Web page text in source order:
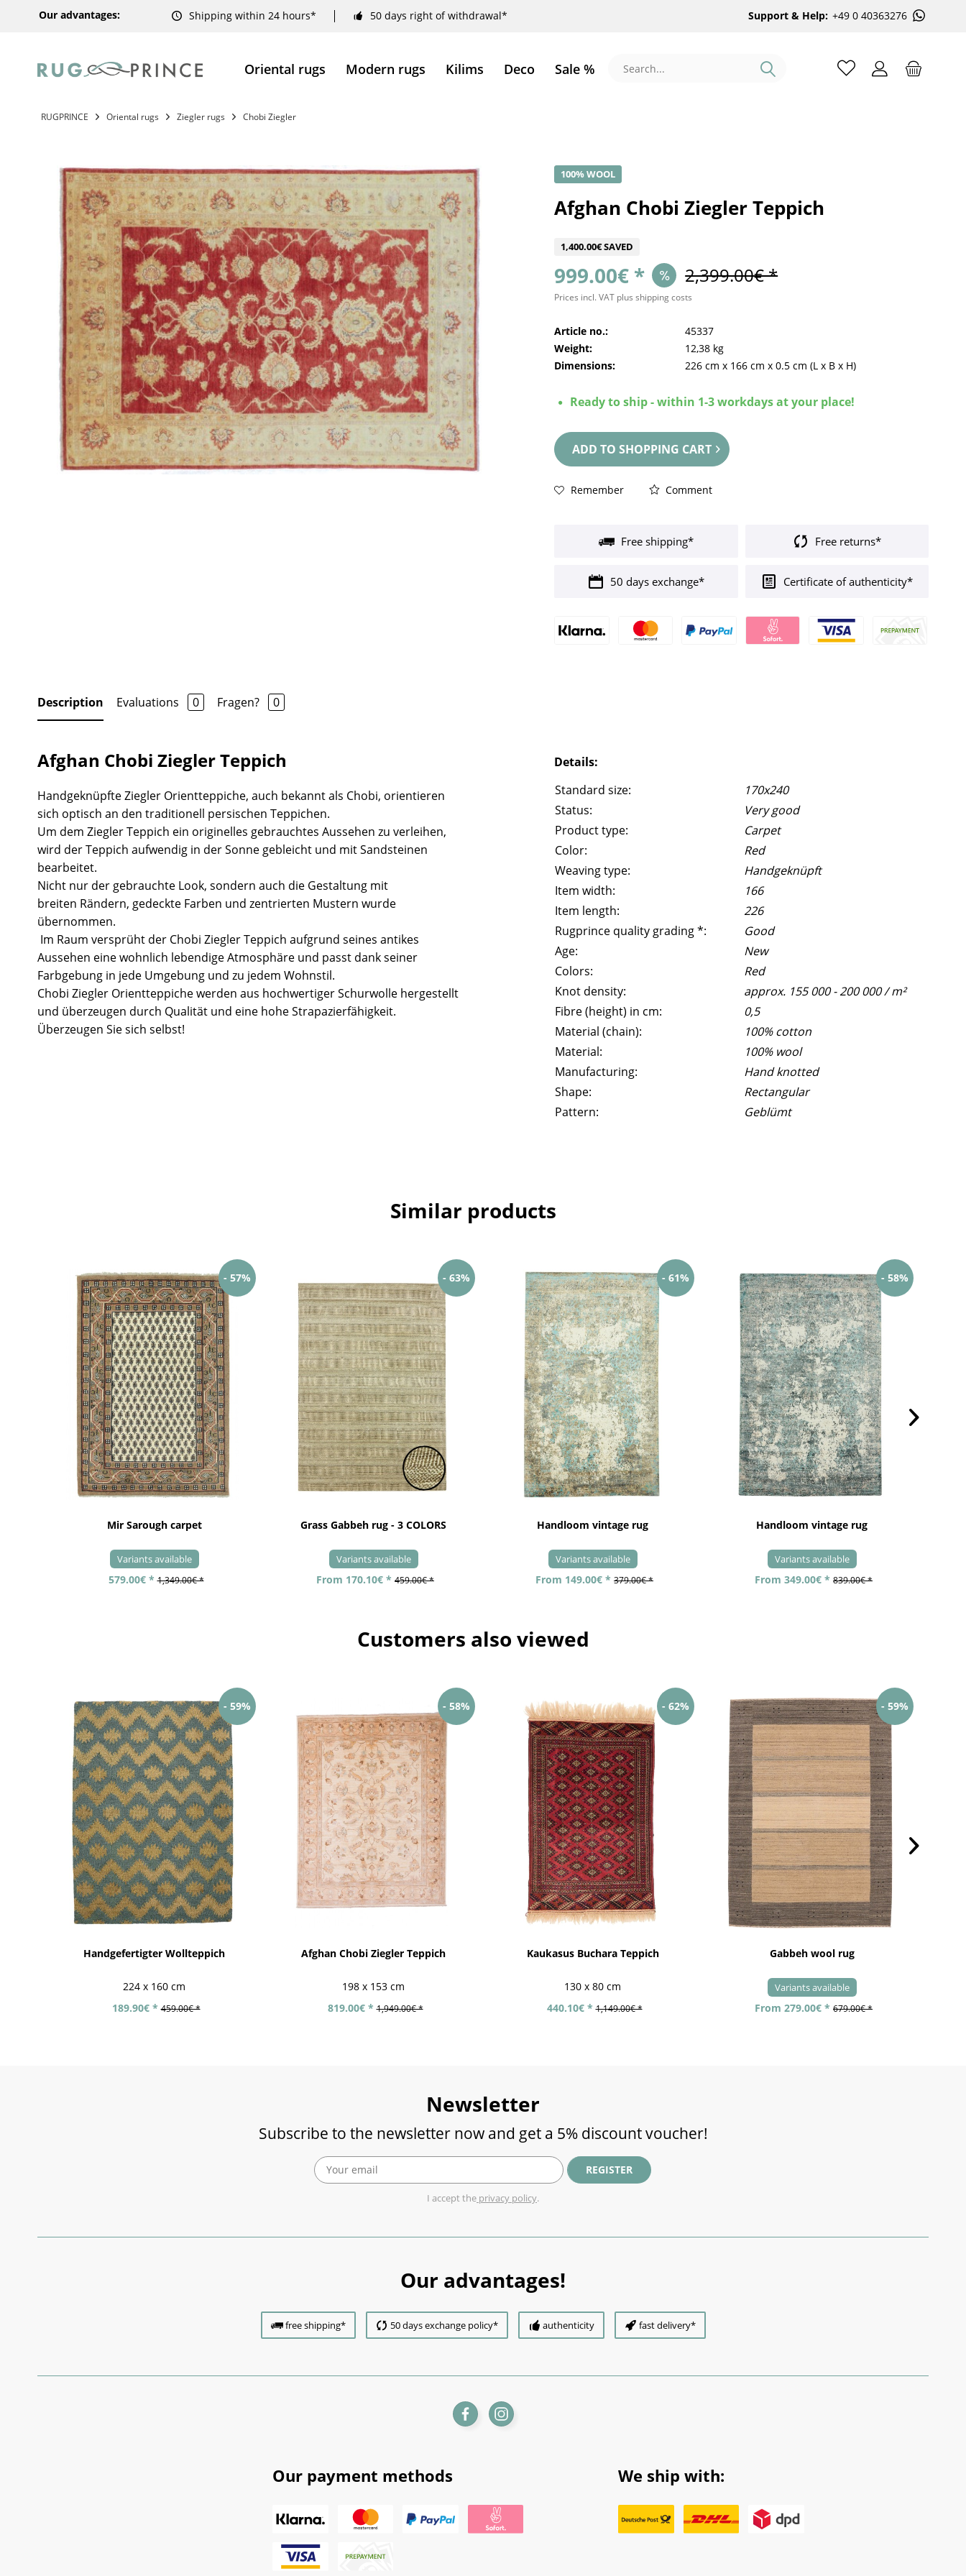
Our advantages: Shipping within 24 hours* 50 days right of withdrawal* Support & Help: +49 0 40363276
Oriental rugs Modern rugs Kilims Deco Sale %
RUGPRINCE Oriental rugs Ziegler rugs Chobi Ziegler
100% WOOL
Afghan Chobi Ziegler Teppich
1,400.00€ SAVED
999.00€ * 2,399.00€ *
Prices incl. VAT plus shipping costs
Article no.:
45337
Weight:
12,38 kg
Dimensions:
226 cm x 166 cm x0.5 cm (L x B x H)
Ready to ship - within 1-3 workdays at your place!
ADD TO SHOPPING CART
Remember Comment
Free shipping* Free returns*
50 days exchange* Certificate of authenticity*
Description Evaluations 0 Fragen? 0
Afghan Chobi Ziegler Teppich
Handgeknüpfte Ziegler Orientteppiche, auch bekannt als Chobi, orientieren
sich optisch an den traditionell persischen Teppichen.
Um dem Ziegler Teppich ein originelles gebrauchtes Aussehen zu verleihen,
wird der Teppich aufwendig in der Sonne gebleicht und mit Sandsteinen
bearbeitet.
Nicht nur der gebrauchte Look, sondern auch die Gestaltung mit
breiten Rändern, gedeckte Farben und zentrierten Mustern wurde
übernommen.
Im Raum versprüht der Chobi Ziegler Teppich aufgrund seines antikes
Aussehen eine wohnlich lebendige Atmosphäre und passt dank seiner
Farbgebung in jede Umgebung und zu jedem Wohnstil.
Chobi Ziegler Orientteppiche werden aus hochwertiger Schurwolle hergestellt
und überzeugen durch Qualität und eine hohe Strapazierfähigkeit.
Überzeugen Sie sich selbst!
Details:
Standard size:
170x240
Status:
Very good
Product type:
Carpet
Color:
Red
Weaving type:
Handgeknüpft
Item width:
166
Item length:
226
Rugprince quality grading *:
Good
Age:
New
Colors:
Red
Knot density:
approx. 155 000 - 200 000 / m²
Fibre (height) in cm:
0,5
Material (chain):
100% cotton
Material:
100% wool
Manufacturing:
Hand knotted
Shape:
Rectangular
Pattern:
Geblümt
Similar products
- 57%
Mir Sarough carpet
Variants available
579.00€ * 1,349.00€ *
- 63%
Grass Gabbeh rug - 3 COLORS
Variants available
From 170.10€ * 459.00€ *
- 61%
Handloom vintage rug
Variants available
From 149.00€ * 379.00€ *
- 58%
Handloom vintage rug
Variants available
From 349.00€ * 839.00€ *
Customers also viewed
- 59%
Handgefertigter Wollteppich
224 x 160 cm
189.90€ * 459.00€ *
- 58%
Afghan Chobi Ziegler Teppich
198 x 153 cm
819.00€ * 1,949.00€ *
- 62%
Kaukasus Buchara Teppich
130 x 80 cm
440.10€ * 1,149.00€ *
- 59%
Gabbeh wool rug
Variants available
From 279.00€ * 679.00€ *
Newsletter
Subscribe to the newsletter now and get a 5% discount voucher!
REGISTER
I accept the privacy policy.
Our advantages!
free shipping* 50 days exchange policy* authenticity fast delivery*
Our payment methods We ship with: